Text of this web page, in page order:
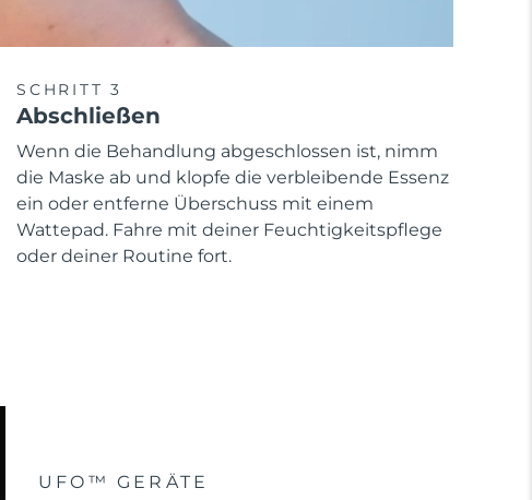
SCHRITT 3
Abschließen
Wenn die Behandlung abgeschlossen ist, nimm
die Maske ab und klopfe die verbleibende Essenz
ein oder entferne Überschuss mit einem
Wattepad. Fahre mit deiner Feuchtigkeitspflege
oder deiner Routine fort.
UFO™ GERÄTE